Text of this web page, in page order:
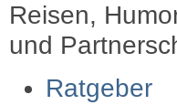
Reisen,
und
Ratgeber